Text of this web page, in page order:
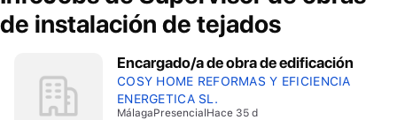
de instalación de tejados
Encargado/a de obra de edificación
COSY HOME REFORMAS Y EFICIENCIA
ENERGETICA SL.
MálagaPresencialHace 35 d